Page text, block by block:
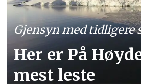
Gjensyn med tidligere
Her er På
mest leste